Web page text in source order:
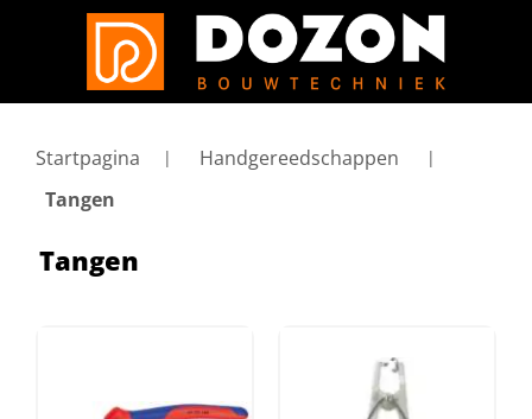
Startpagina
Handgereedschappen
Tangen
Tangen